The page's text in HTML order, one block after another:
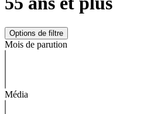
Mois de parution
Média